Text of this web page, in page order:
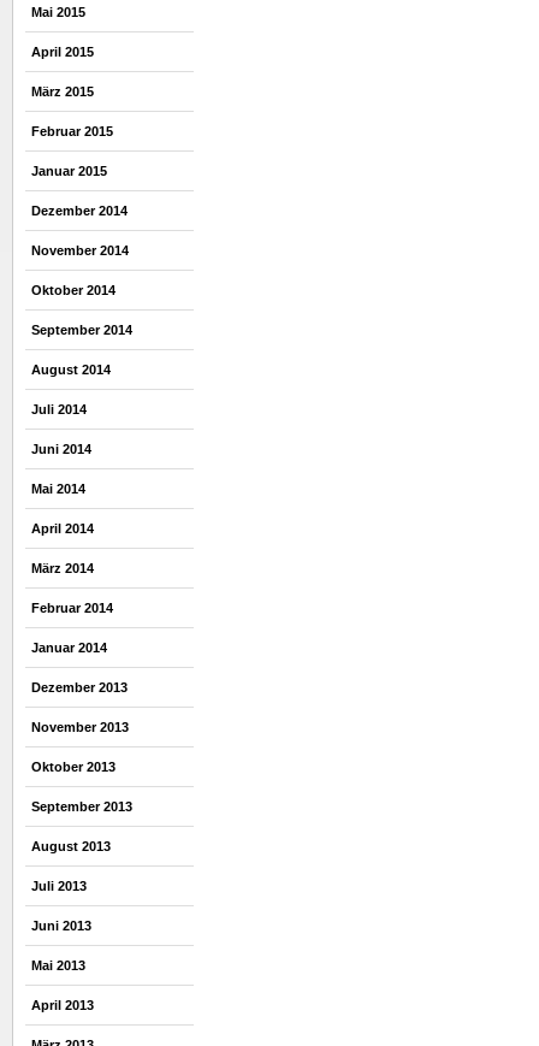
Mai 2015
April 2015
März 2015
Februar 2015
Januar 2015
Dezember 2014
November 2014
Oktober 2014
September 2014
August 2014
Juli 2014
Juni 2014
Mai 2014
April 2014
März 2014
Februar 2014
Januar 2014
Dezember 2013
November 2013
Oktober 2013
September 2013
August 2013
Juli 2013
Juni 2013
Mai 2013
April 2013